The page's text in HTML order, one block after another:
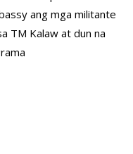
ang mga militante
TM Kalaw at dun na